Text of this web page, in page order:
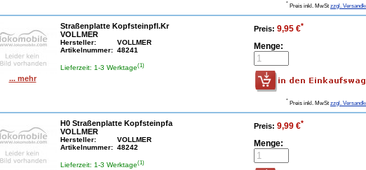
* Preis inkl. MwSt zzgl.
... mehr
Straßenplatte Kopfsteinpfl.Kr
VOLLMER
Hersteller:
VOLLMER
Artikelnummer: 48241
Lieferzeit: 1-3 Werktage(1)
Preis: 9,95 €*
Menge:
* Preis inkl. MwSt zzgl.
H0 Straßenplatte Kopfsteinpfa
VOLLMER
Hersteller:
VOLLMER
Artikelnummer: 48242
Lieferzeit: 1-3 Werktage(1)
Preis: 9,99 €*
Menge: